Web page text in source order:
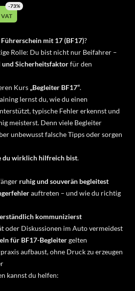
-73%
Führerschein mit 17 (BF17)?
Rolle: Du bist nicht nur Beifahrer –
und Sicherheitsfaktorfür den
Kurs „Begleiter BF17“.
lernst du, wie du einen
typische Fehler erkennst und
meisterst. Denn viele Begleiter
unbewusst falsche Tipps oder sorgen
du wirklich hilfreich bist.
ruhig und souverän begleitest
auftreten – und wie du richtig
kommunizierst
oder Diskussionen im Auto vermeidest
für BF17-Begleitergelten
aufbaust, ohne Druck zu erzeugen
kannst du helfen: